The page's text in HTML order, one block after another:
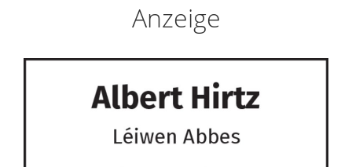
Anzeige